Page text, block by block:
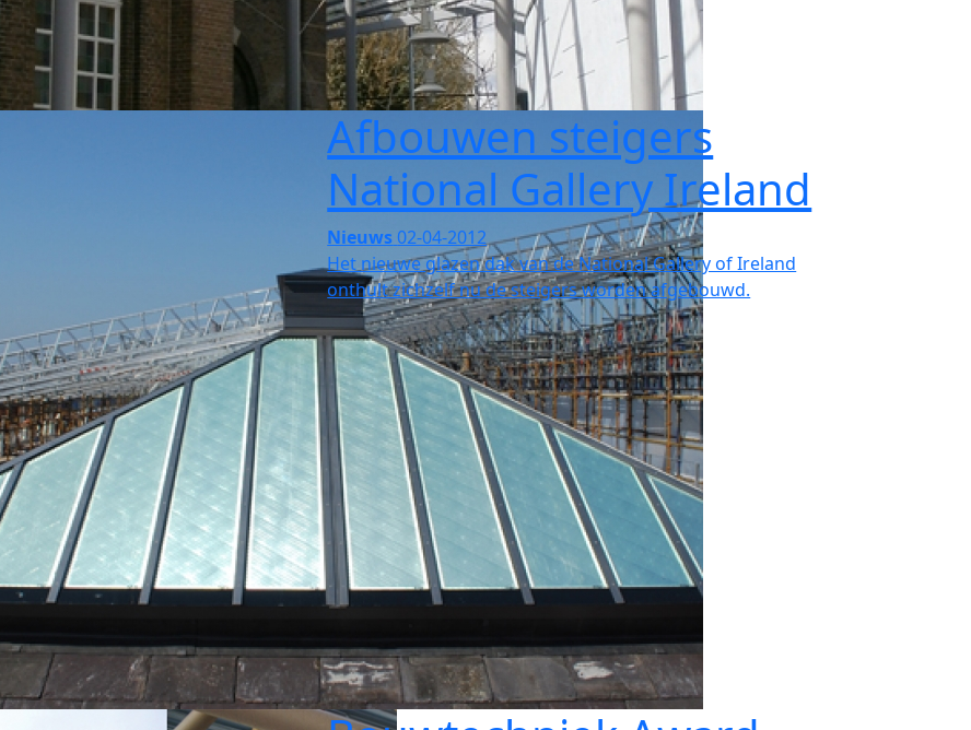
Afbouwen steigers
National Gallery Ireland
Nieuws 02-04-2012
Het nieuwe glazen dak van de National Gallery of Ireland
onthult zichzelf nu de steigers worden afgebouwd.